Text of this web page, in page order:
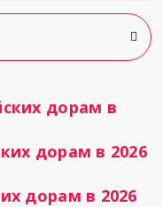
дорам в
дорам в 2026
дорам в 2026